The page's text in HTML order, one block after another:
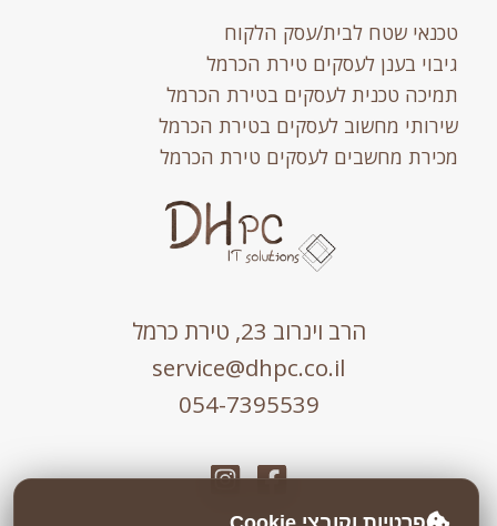
טכנאי שטח לבית/עסק הלקוח
גיבוי בענן לעסקים טירת הכרמל
תמיכה טכנית לעסקים בטירת הכרמל
שירותי מחשוב לעסקים בטירת הכרמל
מכירת מחשבים לעסקים טירת הכרמל
הרב וינרוב 23, טירת כרמל
service@dhpc.co.il
054-7395539